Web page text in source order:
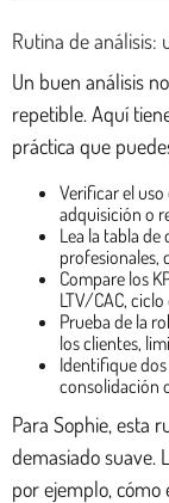
Rutina de análisis:
Un buen análisis
repetible. Aquí
práctica que
Verificar el
adquisición o
Lea la tabla
profesionales,
Compare los
LTV/CAC,
Prueba de la
los clientes,
Identifique
consolidación
Para Sophie, esta
demasiado suave.
por ejemplo, cómo